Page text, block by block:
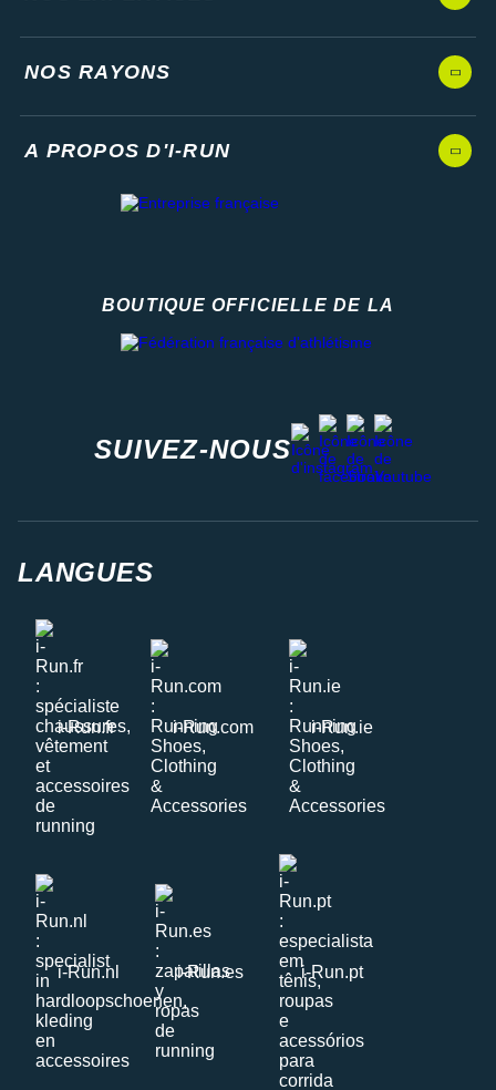
NOS RAYONS
A PROPOS D'I-RUN
BOUTIQUE OFFICIELLE DE LA
SUIVEZ-NOUS
instagram
facebook
stravayoutube
LANGUES
i-Run.fr i-Run.com i-Run.ie
i-Run.nl i-Run.es i-Run.pt